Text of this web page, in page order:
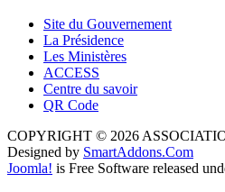
Site du Gouvernement
La Présidence
Les Ministères
ACCESS
Centre du savoir
QR Code
COPYRIGHT © 2026
Designed by SmartAddons.Com
Joomla! is Free Software released